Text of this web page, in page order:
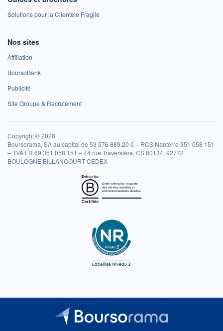
Solutions pour la Clientèle Fragile
Nos sites
Affiliation
BoursoBank
Publicité
Site Groupe & Recrutement
Copyright © 2026
Boursorama, SA au capital de 53 576 889,20 € – RCS Nanterre 351 058 151
– TVA FR 69 351 058 151 – 44 rue Traversière, CS 80134, 92772
BOULOGNE BILLANCOURT CEDEX